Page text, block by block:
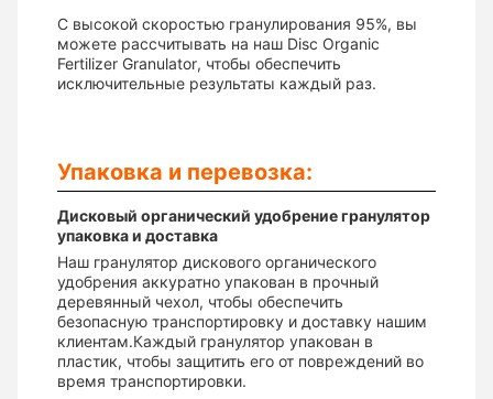
С высокой скоростью гранулирования 95%, вы
можете рассчитывать на наш Disc Organic
Fertilizer Granulator, чтобы обеспечить
исключительные результаты каждый раз.
Упаковка и перевозка:
Дисковый органический удобрение гранулятор
упаковка и доставка
Наш гранулятор дискового органического
удобрения аккуратно упакован в прочный
деревянный чехол, чтобы обеспечить
безопасную транспортировку и доставку нашим
клиентам.Каждый гранулятор упакован в
пластик, чтобы защитить его от повреждений во
время транспортировки.